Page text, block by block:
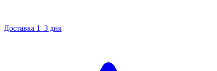
Доставка 1–3 дня